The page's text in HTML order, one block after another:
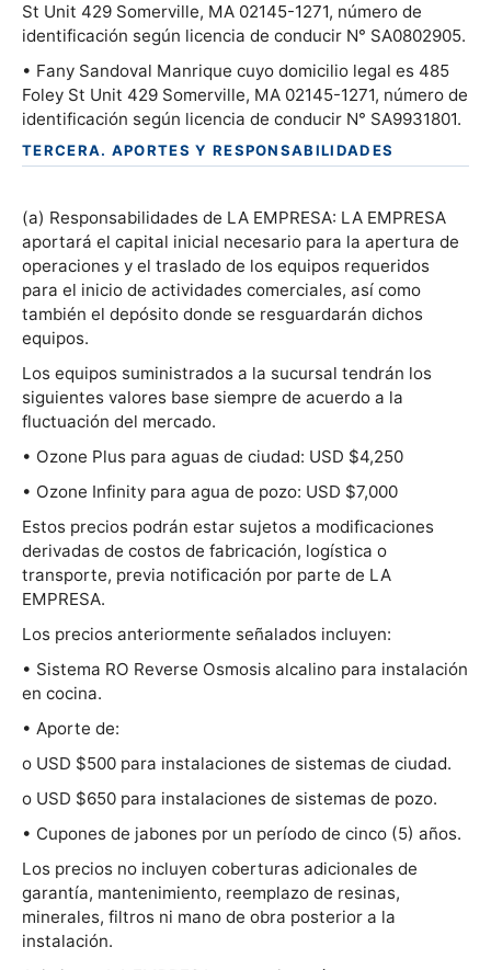
St Unit 429 Somerville, MA 02145-1271, número de
identificación según licencia de conducir N° SA0802905.
• Fany Sandoval Manrique cuyo domicilio legal es 485
Foley St Unit 429 Somerville, MA 02145-1271, número de
identificación según licencia de conducir N° SA9931801.
TERCERA. APORTES Y RESPONSABILIDADES
(a) Responsabilidades de LA EMPRESA: LA EMPRESA
aportará el capital inicial necesario para la apertura de
operaciones y el traslado de los equipos requeridos
para el inicio de actividades comerciales, así como
también el depósito donde se resguardarán dichos
equipos.
Los equipos suministrados a la sucursal tendrán los
siguientes valores base siempre de acuerdo a la
fluctuación del mercado.
• Ozone Plus para aguas de ciudad: USD $4,250
• Ozone Infinity para agua de pozo: USD $7,000
Estos precios podrán estar sujetos a modificaciones
derivadas de costos de fabricación, logística o
transporte, previa notificación por parte de LA
EMPRESA.
Los precios anteriormente señalados incluyen:
• Sistema RO Reverse Osmosis alcalino para instalación
en cocina.
• Aporte de:
o USD $500 para instalaciones de sistemas de ciudad.
o USD $650 para instalaciones de sistemas de pozo.
• Cupones de jabones por un período de cinco (5) años.
Los precios no incluyen coberturas adicionales de
garantía, mantenimiento, reemplazo de resinas,
minerales, filtros ni mano de obra posterior a la
instalación.